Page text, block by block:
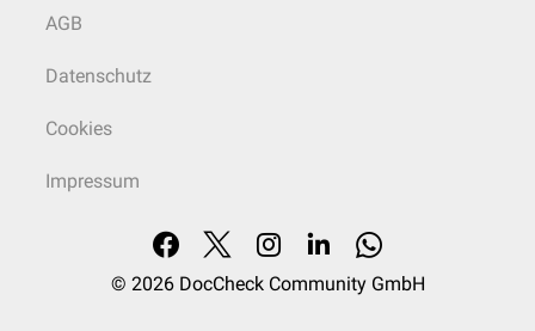
AGB
Datenschutz
Cookies
Impressum
© 2026 DocCheck Community GmbH